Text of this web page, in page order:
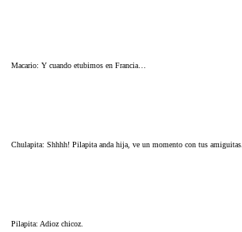
Macario: Y cuando etubimos en Francia…
Chulapita: Shhhh! Pilapita anda hija, ve un momento con tus amiguitas.
Pilapita: Adioz chicoz.